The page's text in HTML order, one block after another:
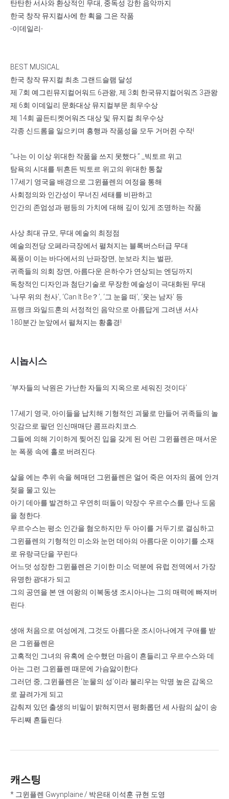
탄탄한 서사와 환상적인 무대, 중독성 강한 음악까지
한국 창작 뮤지컬사에 한 획을 그은 작품
-이데일리-
BEST MUSICAL
한국 창작 뮤지컬 최초 그랜드슬램 달성
제 7회 예그린뮤지컬어워드 6관왕, 제 3회 한국뮤지컬어워즈 3관왕
제 6회 이데일리 문화대상 뮤지컬부문 최우수상
제 14회 골든티켓어워즈 대상 및 뮤지컬 최우수상
각종 신드롬을 일으키며 흥행과 작품성을 모두 거머쥔 수작!
“나는 이 이상 위대한 작품을 쓰지 못했다.” _빅토르 위고
탐욕의 시대를 뒤흔든 빅토르 위고의 위대한 통찰
17세기 영국을 배경으로 그윈플렌의 여정을 통해
사회정의와 인간성이 무너진 세태를 비판하고
인간의 존엄성과 평등의 가치에 대해 깊이 있게 조명하는 작품
사상 최대 규모, 무대 예술의 최정점
예술의전당 오페라극장에서 펼쳐지는 블록버스터급 무대
폭풍이 이는 바다에서의 난파장면, 눈보라 치는 벌판,
귀족들의 의회 장면, 아름다운 은하수가 연상되는 엔딩까지
독창적인 디자인과 첨단기술로 무장한 예술성이 극대화된 무대
‘나무 위의 천사’, ‘Can It Be？’, ‘그 눈을 떠’, ‘웃는 남자’ 등
프랭크 와일드혼의 서정적인 음악으로 아름답게 그려낸 서사
180분간 눈앞에서 펼쳐지는 황홀경!
시놉시스
‘부자들의 낙원은 가난한 자들의 지옥으로 세워진 것이다’
17세기 영국, 아이들을 납치해 기형적인 괴물로 만들어 귀족들의 놀
잇감으로 팔던 인신매매단 콤프라치코스.
그들에 의해 기이하게 찢어진 입을 갖게 된 어린 그윈플렌은 매서운
눈 폭풍 속에 홀로 버려진다.
살을 에는 추위 속을 헤매던 그윈플렌은 얼어 죽은 여자의 품에 안겨
젖을 물고 있는
아기 데아를 발견하고 우연히 떠돌이 약장수 우르수스를 만나 도움
을 청한다.
우르수스는 평소 인간을 혐오하지만 두 아이를 거두기로 결심하고
그윈플렌의 기형적인 미소와 눈먼 데아의 아름다운 이야기를 소재
로 유랑극단을 꾸린다.
어느덧 성장한 그윈플렌은 기이한 미소 덕분에 유럽 전역에서 가장
유명한 광대가 되고
그의 공연을 본 앤 여왕의 이복동생 조시아나는 그의 매력에 빠져버
린다.
생애 처음으로 여성에게, 그것도 아름다운 조시아나에게 구애를 받
은 그윈플렌은
고혹적인 그녀의 유혹에 순수했던 마음이 흔들리고 우르수스와 데
아는 그런 그윈플렌 때문에 가슴앓이한다.
그러던 중, 그윈플렌은 ‘눈물의 성’이라 불리우는 악명 높은 감옥으
로 끌려가게 되고
감춰져 있던 출생의 비밀이 밝혀지면서 평화롭던 세 사람의 삶이 송
두리째 흔들린다.
캐스팅
* 그윈플렌 Gwynplaine / 박은태 이석훈 규현 도영